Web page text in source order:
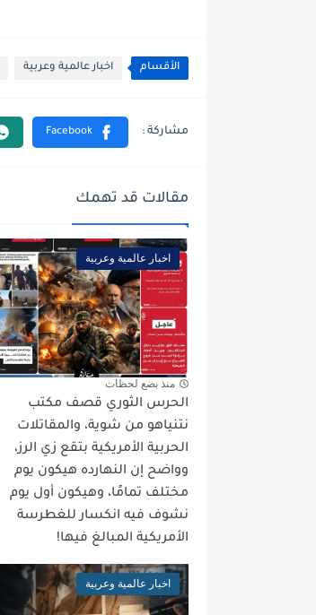
الأقسام اخبار عالمية وعربية
مقالات قد تهمك
اخبار عالمية وعربية
منذ بضع لحظات
الحرس الثوري قصف مكتب
نتنياهو من شوية، والمقاتلات
الحربية الأمريكية بتقع زي الرز،
وواضح إن النهارده هيكون يوم
مختلف تمامًا، وهيكون أول يوم
نشوف فيه انكسار للغطرسة
الأمريكية المبالغ فيها!
اخبار عالمية وعربية